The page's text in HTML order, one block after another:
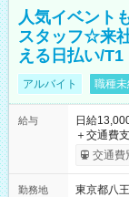
人気イベント
スタッフ☆来
える日払い/T1
アルバイト 職種
給与
日給
＋交通費支給 ★交通費全額支給！ ┗案件により
いOK！
ンビニATM
交通費
勤務地
東京都八